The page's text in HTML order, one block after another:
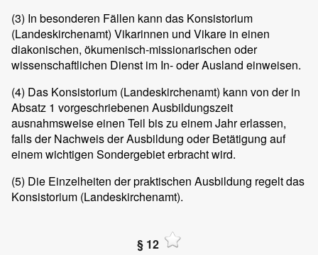
(3) In besonderen Fällen kann das Konsistorium
(Landeskirchenamt) Vikarinnen und Vikare in einen
diakonischen, ökumenisch-missionarischen oder
wissenschaftlichen Dienst im In- oder Ausland einweisen.
(4) Das Konsistorium (Landeskirchenamt) kann von der in
Absatz 1 vorgeschriebenen Ausbildungszeit
ausnahmsweise einen Teil bis zu einem Jahr erlassen,
falls der Nachweis der Ausbildung oder Betätigung auf
einem wichtigen Sondergebiet erbracht wird.
(5) Die Einzelheiten der praktischen Ausbildung regelt das
Konsistorium (Landeskirchenamt).
§ 12